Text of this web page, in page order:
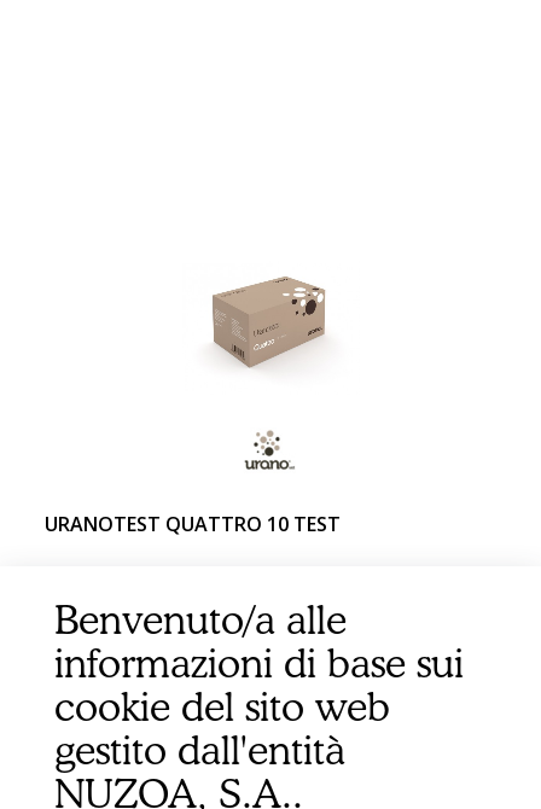
URANOTEST QUATTRO 10 TEST
Benvenuto/a alle
informazioni di base sui
cookie del sito web
gestito dall'entità
NUZOA, S.A..